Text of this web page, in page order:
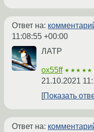
Ответ на:
11:08:55 +00:00
ЛАТР
ox55ff ★★★★★
21.10.2021
Показать
Ответ на: